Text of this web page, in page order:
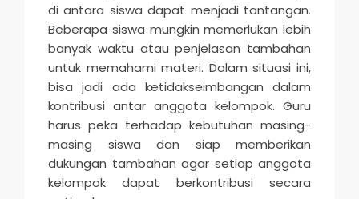
di antara siswa dapat menjadi tantangan.
Beberapa siswa mungkin memerlukan lebih
banyak waktu atau penjelasan tambahan
untuk memahami materi. Dalam situasi ini,
bisa jadi ada ketidakseimbangan dalam
kontribusi antar anggota kelompok. Guru
harus peka terhadap kebutuhan masing-
masing siswa dan siap memberikan
dukungan tambahan agar setiap anggota
kelompok dapat berkontribusi secara